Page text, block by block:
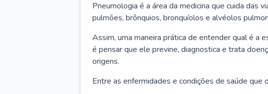
Pneumologia é a área da medicina que cuida das
pulmões, brônquios, bronquíolos e alvéolos
Assim, uma maneira prática de entender qual é a
é pensar que ele previne, diagnostica e trata
origens.
Entre as enfermidades e condições de saúde que